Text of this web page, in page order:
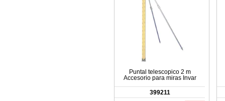
Puntal telescopico 2 m
Accesorio para miras Invar
399211